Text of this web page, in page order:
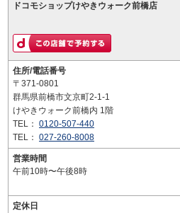
ドコモショップけやきウォーク前橋店
住所/電話番号
〒371-0801
群馬県前橋市文京町2-1-1
けやきウォーク前橋内 1階
TEL： 0120-507-440
TEL： 027-260-8008
営業時間
午前10時〜午後8時
定休日